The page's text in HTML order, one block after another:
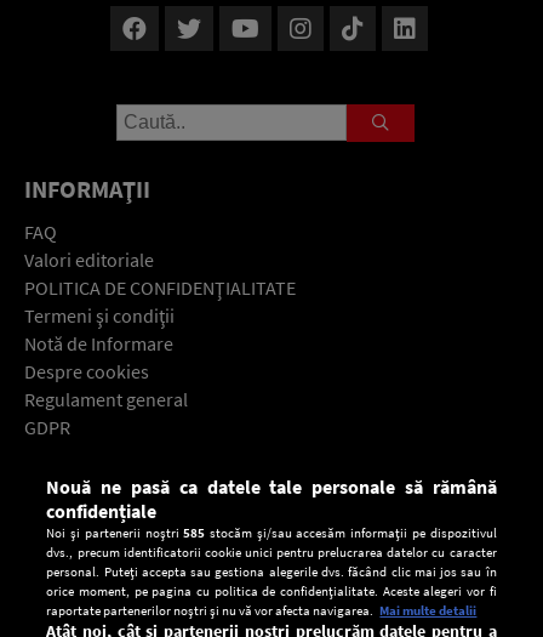
INFORMAŢII
FAQ
Valori editoriale
POLITICA DE CONFIDENŢIALITATE
Termeni şi condiţii
Notă de Informare
Despre cookies
Regulament general
GDPR
Descarcă gratuit aplicaţia Europa FM pentru smartphone:
Nouă ne pasă ca datele tale personale să rămână
confidențiale
Noi și partenerii noștri585 stocăm și/sau accesăm informații pe dispozitivul
dvs., precum identificatorii cookie unici pentru prelucrarea datelor cu caracter
personal. Puteți accepta sau gestiona alegerile dvs. făcând clic mai jos sau în
orice moment, pe pagina cu politica de confidențialitate. Aceste alegeri vor fi
raportate partenerilor noștri și nu vă vor afecta navigarea. Mai multe detalii
Atât noi, cât și partenerii noștri prelucrăm datele pentru a